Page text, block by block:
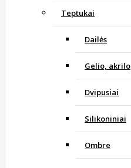
Teptukai
Dailės
Gelio, akrilo
Dvipusiai
Silikoniniai
Ombre